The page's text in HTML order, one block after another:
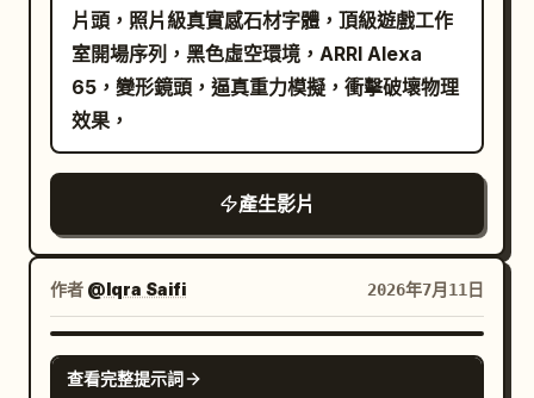
片頭，照片級真實感石材字體，頂級遊戲工作
室開場序列，黑色虛空環境，ARRI Alexa
65，變形鏡頭，逼真重力模擬，衝擊破壞物理
效果，
產生影片
作者 @Iqra Saifi 2026年7月11日
SEEDANCE 2.0
查看完整提示詞